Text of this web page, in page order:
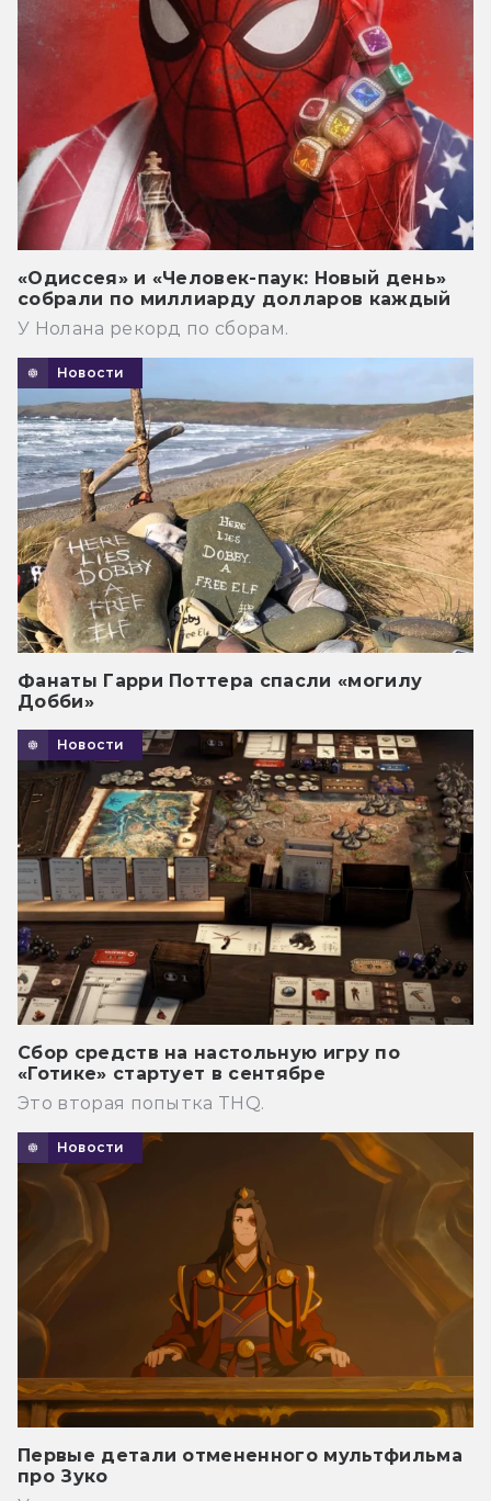
«Одиссея» и «Человек-паук: Новый день»
собрали по миллиарду долларов каждый
У Нолана рекорд по сборам.
Новости
Фанаты Гарри Поттера спасли «могилу
Добби»
Новости
Сбор средств на настольную игру по
«Готике» стартует в сентябре
Это вторая попытка THQ.
Новости
Первые детали отмененного мультфильма
про Зуко